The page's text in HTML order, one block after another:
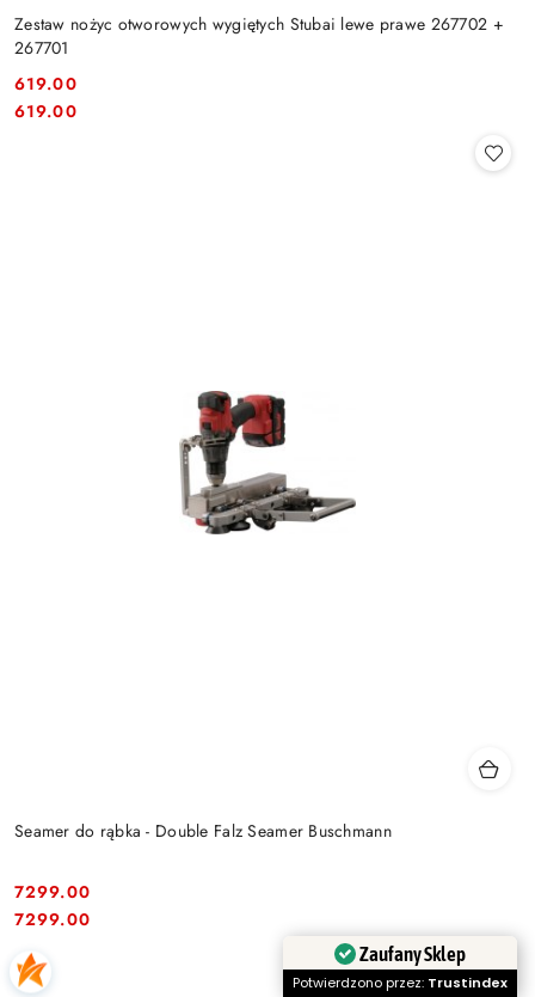
Zestaw nożyc otworowych wygiętych Stubai lewe prawe 267702 +
267701
Cena:
619.00
Cena:
619.00
Seamer do rąbka - Double Falz Seamer Buschmann
Cena:
7299.00
Cena:
7299.00
Zaufany Sklep
Potwierdzono przez: Trustindex